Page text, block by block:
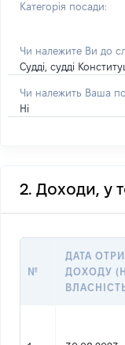
Категорія посади:
Чи належите Ви до
Судді, судді
Чи належить Ваша
Ні
2. Доходи, у
№
ДАТА
ДОХОДУ